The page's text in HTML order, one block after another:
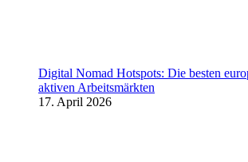
Digital Nomad Hotspots: Die besten
aktiven Arbeitsmärkten
17. April 2026